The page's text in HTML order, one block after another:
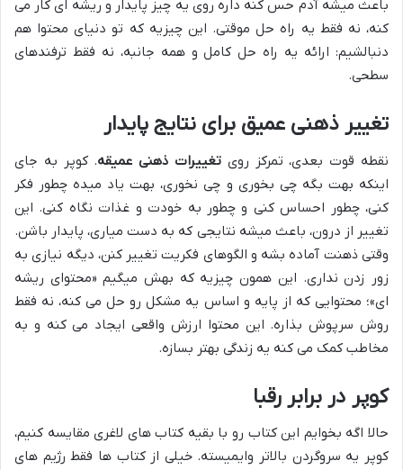
باعث میشه آدم حس کنه داره روی یه چیز پایدار و ریشه ای کار می
کنه، نه فقط یه راه حل موقتی. این چیزیه که تو دنیای محتوا هم
دنبالشیم: ارائه یه راه حل کامل و همه جانبه، نه فقط ترفندهای
سطحی.
تغییر ذهنی عمیق برای نتایج پایدار
نقطه قوت بعدی، تمرکز روی تغییرات ذهنی عمیقه. کوپر به جای
اینکه بهت بگه چی بخوری و چی نخوری، بهت یاد میده چطور فکر
کنی، چطور احساس کنی و چطور به خودت و غذات نگاه کنی. این
تغییر از درون، باعث میشه نتایجی که به دست میاری، پایدار باشن.
وقتی ذهنت آماده بشه و الگوهای فکریت تغییر کنن، دیگه نیازی به
زور زدن نداری. این همون چیزیه که بهش میگیم «محتوای ریشه
ای»؛ محتوایی که از پایه و اساس یه مشکل رو حل می کنه، نه فقط
روش سرپوش بذاره. این محتوا ارزش واقعی ایجاد می کنه و به
مخاطب کمک می کنه یه زندگی بهتر بسازه.
کوپر در برابر رقبا
حالا اگه بخوایم این کتاب رو با بقیه کتاب های لاغری مقایسه کنیم،
کوپر یه سروگردن بالاتر وایمیسته. خیلی از کتاب ها فقط رژیم های